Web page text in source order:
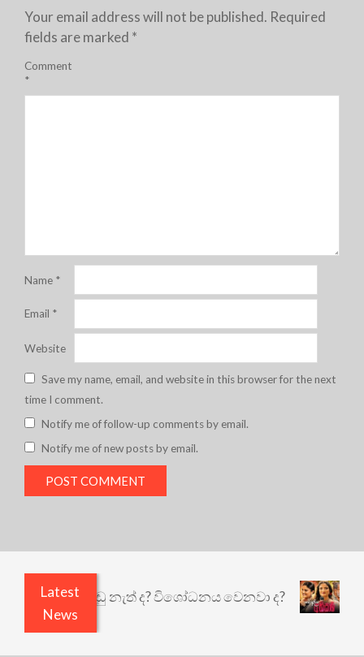
Your email address will not be published. Required
fields are marked *
Comment
*
Name *
Email *
Website
Save my name, email, and website in this browser for the next
time I comment.
Notify me of follow-up comments by email.
Notify me of new posts by email.
Latest
News
ඇතුළෙයි කුඩු නැත් ද? විශෝධනය වෙනවා ද?